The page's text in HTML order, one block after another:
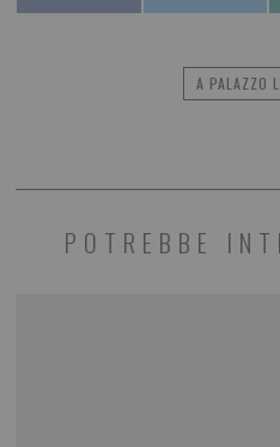
A PALAZZO
POTREBBE